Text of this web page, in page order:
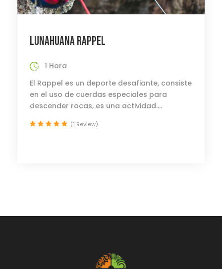
LUNAHUANA RAPPEL
1 Hora
El Rappel es un deporte desafiante, consiste
en el uso de cuerdas especiales para
descender rocas, es una actividad....
(1 Review)